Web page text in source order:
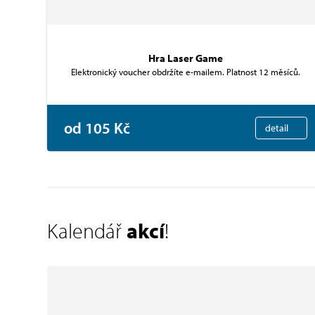
Hra Laser Game
Elektronický voucher obdržíte e-mailem. Platnost 12 měsíců.
od 105 Kč detail
Kalendář akcí!